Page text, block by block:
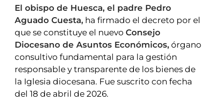
FARMACIAS
HORÓSCOPO
ESQUELAS
CLUB DEL AMIGO MILITANTE
INICIAR SESIÓN
El obispo de Huesca, el padre Pedro
Aguado Cuesta, ha firmado el decreto por el
que se constituye el nuevo Consejo
Diocesano de Asuntos Económicos, órgano
consultivo fundamental para la gestión
responsable y transparente de los bienes de
la Iglesia diocesana. Fue suscrito con fecha
del 18 de abril de 2026.